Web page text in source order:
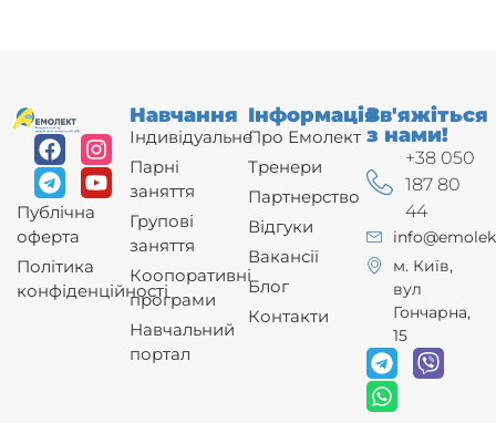
Публічна
оферта
Політика
конфіденційності
Навчання
Індивідуальне
Парні
заняття
Групові
заняття
Коопоративні
програми
Навчальний
портал
Інформація
Про Емолект
Тренери
Партнерство
Відгуки
Вакансії
Блог
Контакти
Зв'яжіться
з нами!
+38 050
187 80
44
м. Київ,
вул
Гончарна,
15